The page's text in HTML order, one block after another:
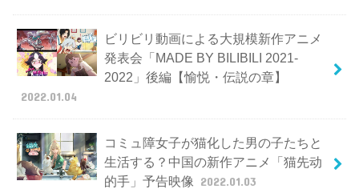
ビリビリ動画による大規模新作アニメ
発表会「MADE BY BILIBILI 2021-
2022」後編【愉悦・伝説の章】
2022.01.04
コミュ障女子が猫化した男の子たちと
生活する？中国の新作アニメ「猫先动
的手」予告映像
2022.01.03